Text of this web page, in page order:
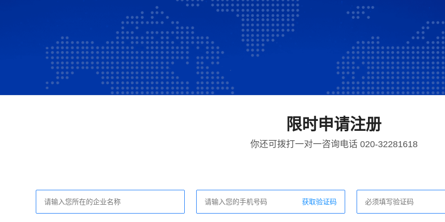
限时申请注册
你还可拨打一对一咨询电话 020-32281618
获取验证码